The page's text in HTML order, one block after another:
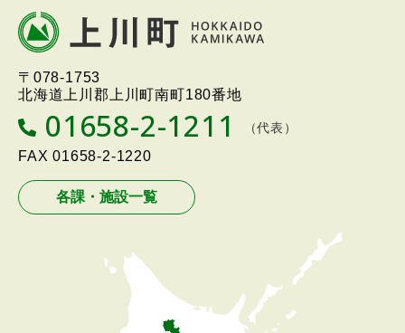
Twon
〒078-1753
北海道上川郡上川町南町180番地
T
E
L
01658-2-1211 （代表）
FAX 01658-2-1220
各課・施設一覧